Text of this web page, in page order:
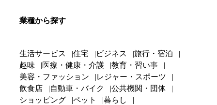
業種から探す
生活サービス 住宅 ビジネス
旅行・宿泊
趣味
医療・健康・介護
教育・習い事
美容・ファッション
レジャー・スポーツ
飲食店
自動車・バイク
公共機関・団体
ショッピング
ペット
暮らし